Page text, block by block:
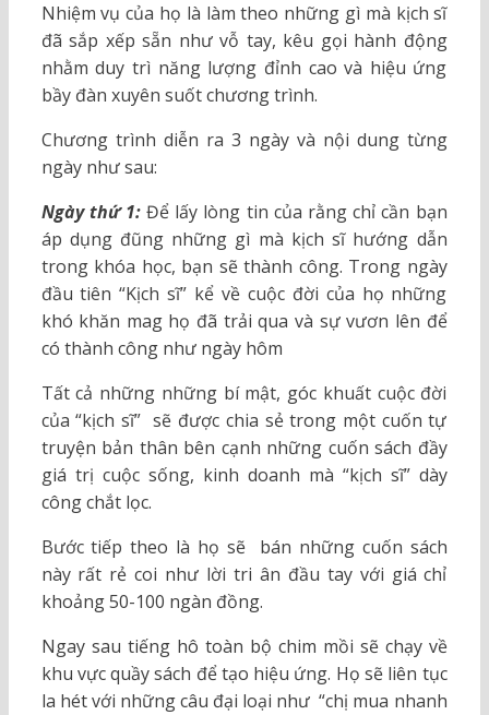
Nhiệm vụ của họ là làm theo những gì mà kịch sĩ
đã sắp xếp sẵn như vỗ tay, kêu gọi hành động
nhằm duy trì năng lượng đỉnh cao và hiệu ứng
bầy đàn xuyên suốt chương trình.
Chương trình diễn ra 3 ngày và nội dung từng
ngày như sau:
Ngày thứ 1:Để lấy lòng tin của rằng chỉ cần bạn
áp dụng đũng những gì mà kịch sĩ hướng dẫn
trong khóa học, bạn sẽ thành công. Trong ngày
đầu tiên “Kịch sĩ” kể về cuộc đời của họ những
khó khăn mag họ đã trải qua và sự vươn lên để
có thành công như ngày hôm
Tất cả những những bí mật, góc khuất cuộc đời
của “kịch sĩ” sẽ được chia sẻ trong một cuốn tự
truyện bản thân bên cạnh những cuốn sách đầy
giá trị cuộc sống, kinh doanh mà “kịch sĩ” dày
công chắt lọc.
Bước tiếp theo là họ sẽ bán những cuốn sách
này rất rẻ coi như lời tri ân đầu tay với giá chỉ
khoảng 50-100 ngàn đồng.
Ngay sau tiếng hô toàn bộ chim mồi sẽ chạy về
khu vực quầy sách để tạo hiệu ứng. Họ sẽ liên tục
la hét với những câu đại loại như “chị mua nhanh